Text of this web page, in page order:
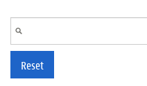
Reset